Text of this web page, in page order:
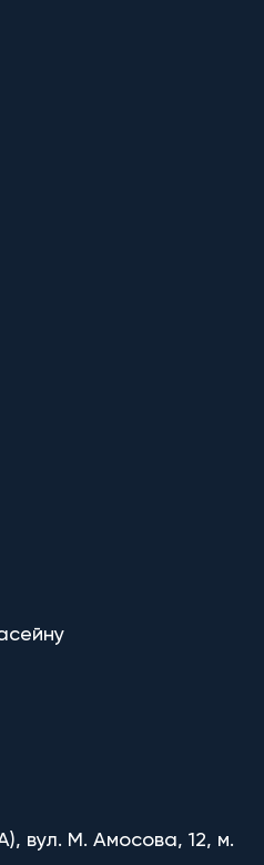
вул. М. Амосова, 12, м.